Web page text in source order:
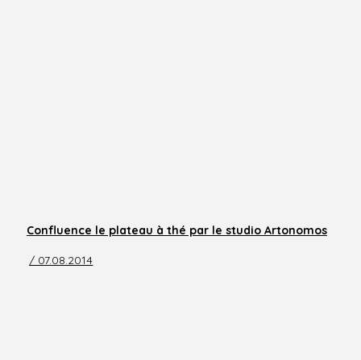
Confluence le plateau à thé par le studio Artonomos
/ 07.08.2014